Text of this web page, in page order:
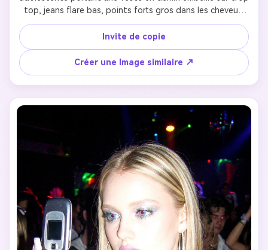
top, jeans flare bas, points forts gros dans les cheveux
avec des couches de cadrage du visage, lèvres roses
brillantes, fard à paupières bleu scintillant, petites
boucles d'oreilles à cerceaux, téléphone à bascule en
main, photo légèrement grainée avec des artefacts
numériques, couleur jaune-beige typique des appareils
photo du début des années 2000, esthétique
nostalgique Y2K
Invite de copie
Créer une Image similaire ↗